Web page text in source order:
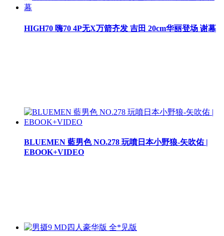
HIGH70 嗨70 4P无X万箭齐发 吉田 20cm华丽登场 谢幕
BLUEMEN 藍男色 NO.278 玩噴日本小野狼-矢吹佑 |
EBOOK+VIDEO